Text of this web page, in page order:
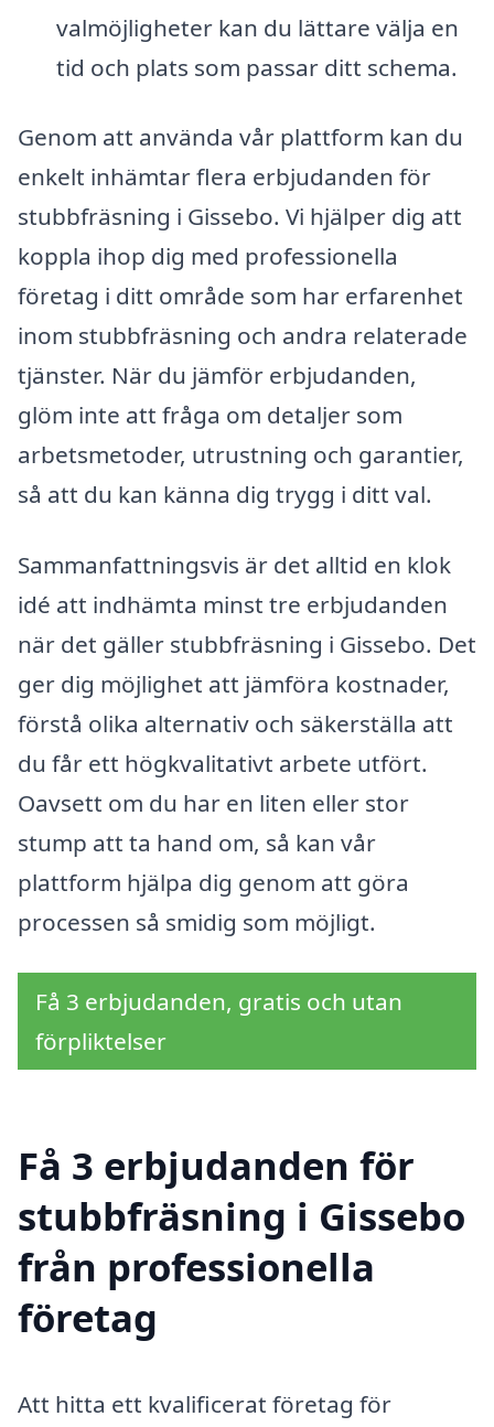
valmöjligheter kan du lättare välja en
tid och plats som passar ditt schema.
Genom att använda vår plattform kan du
enkelt inhämtar flera erbjudanden för
stubbfräsning i Gissebo. Vi hjälper dig att
koppla ihop dig med professionella
företag i ditt område som har erfarenhet
inom stubbfräsning och andra relaterade
tjänster. När du jämför erbjudanden,
glöm inte att fråga om detaljer som
arbetsmetoder, utrustning och garantier,
så att du kan känna dig trygg i ditt val.
Sammanfattningsvis är det alltid en klok
idé att indhämta minst tre erbjudanden
när det gäller stubbfräsning i Gissebo. Det
ger dig möjlighet att jämföra kostnader,
förstå olika alternativ och säkerställa att
du får ett högkvalitativt arbete utfört.
Oavsett om du har en liten eller stor
stump att ta hand om, så kan vår
plattform hjälpa dig genom att göra
processen så smidig som möjligt.
Få 3 erbjudanden, gratis och utan
förpliktelser
Få 3 erbjudanden för
stubbfräsning i Gissebo
från professionella
företag
Att hitta ett kvalificerat företag för